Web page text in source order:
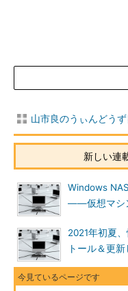
山市良のうぃんどう
新しい連
Windows
――仮想マシ
2021年初夏
トール＆更